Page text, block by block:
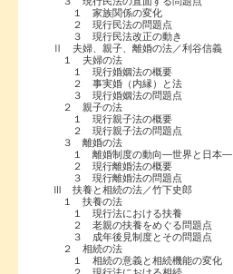
１ 家族関係の変化
２ 現行民法の問題点
３ 現行民法改正の動き
Ⅱ 夫婦、親子、離婚の法／利谷信義
１ 夫婦の法
１ 現行婚姻法の概要
２ 事実婚（内縁）と法
３ 現行婚姻法の問題点
２ 親子の法
１ 現行親子法の概要
２ 現行親子法の問題点
３ 離婚の法
１ 離婚制度の動向―世界と日本―
２ 現行離婚法の概要
３ 現行離婚法の問題点
Ⅲ 扶養と相続の法／竹下史郎
１ 扶養の法
１ 現行法における扶養
２ 老親の扶養をめぐる問題点
３ 成年後見制度とその問題点
２ 相続の法
１ 相続の意義と相続機能の変化
２ 現行法における相続